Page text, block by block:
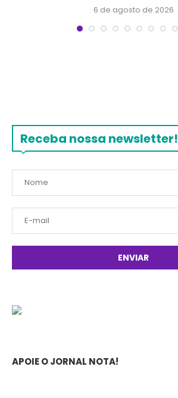
6 de agosto de 2026
Receba nossa newsletter!
APOIE O JORNAL NOTA!